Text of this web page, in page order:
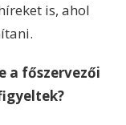
is, ahol
a főszervezői